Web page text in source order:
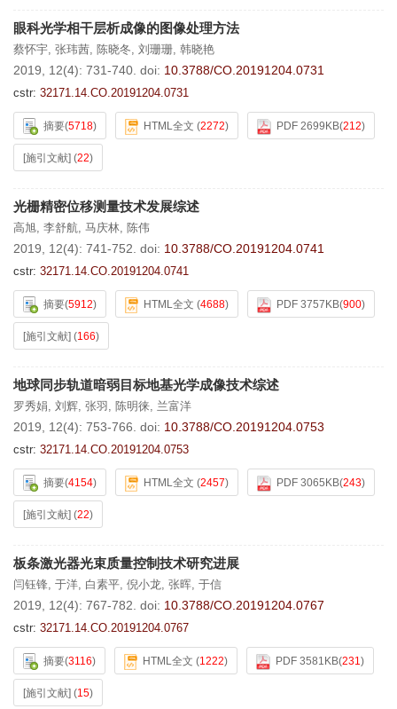
眼科光学相干层析成像的图像处理方法
蔡怀宇, 张玮茜, 陈晓冬, 刘珊珊, 韩晓艳
2019, 12(4): 731-740. doi: 10.3788/CO.20191204.0731
cstr: 32171.14.CO.20191204.0731
摘要(5718) HTML全文 (2272) PDF 2699KB(212)
[施引文献] (22)
光栅精密位移测量技术发展综述
高旭, 李舒航, 马庆林, 陈伟
2019, 12(4): 741-752. doi: 10.3788/CO.20191204.0741
cstr: 32171.14.CO.20191204.0741
摘要(5912) HTML全文 (4688) PDF 3757KB(900)
[施引文献] (166)
地球同步轨道暗弱目标地基光学成像技术综述
罗秀娟, 刘辉, 张羽 , 陈明徕, 兰富洋
2019, 12(4): 753-766. doi: 10.3788/CO.20191204.0753
cstr: 32171.14.CO.20191204.0753
摘要(4154) HTML全文 (2457) PDF 3065KB(243)
[施引文献] (22)
板条激光器光束质量控制技术研究进展
闫钰锋, 于洋, 白素平, 倪小龙, 张晖, 于信
2019, 12(4): 767-782. doi: 10.3788/CO.20191204.0767
cstr: 32171.14.CO.20191204.0767
摘要(3116) HTML全文 (1222) PDF 3581KB(231)
[施引文献] (15)